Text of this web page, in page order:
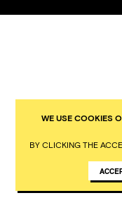
WE USE COOKIES
BY CLICKING THE